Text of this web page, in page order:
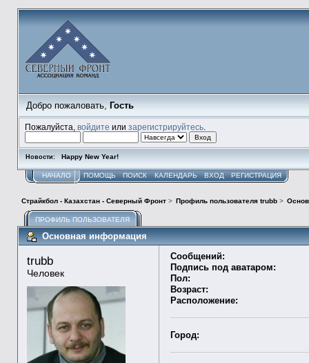
Добро пожаловать, Гость
Пожалуйста, войдите или зарегистрируйтесь.
Новости: Happy New Year!
НАЧАЛО ПОМОЩЬ ПОИСК КАЛЕНДАРЬ ВХОД РЕГИСТРАЦИЯ
Страйкбол - Казахстан - Северный Фронт> Профиль пользователя trubb >
ПРОФИЛЬ ПОЛЬЗОВАТЕЛЯ
Основная информация
trubb
Человек
Сообщений:
Подпись под аватаром:
Пол:
Возраст:
Расположение:
Город: